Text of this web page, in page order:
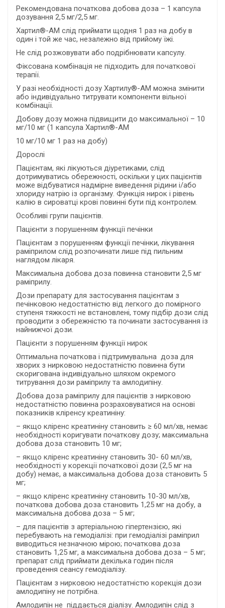
Рекомендована початкова добова доза – 1 капсула
дозування 2,5 мг/2,5 мг.
Хартил®-AM слід приймати щодня 1 раз на добу в
один і той же час, незалежно від прийому їжі.
Не слід розжовувати або подрібнювати капсулу.
Фіксована комбінація не підходить для початкової
терапії.
У разі необхідності дозу Хартилу®-AM можна змінити
або індивідуально титрувати компоненти вільної
комбінації.
Добову дозу можна підвищити до максимальної – 10
мг/10 мг (1 капсула Хартил®-AM
10 мг/10 мг 1 раз на добу)
Дорослі
Пацієнтам, які лікуються діуретиками, слід
дотримуватись обережності, оскільки у цих пацієнтів
може відбуватися надмірне виведення рідини і/або
хлориду натрію із організму. Функція нирок і рівень
калію в сироватці крові повинні бути під контролем.
Особливі групи пацієнтів.
Пацієнти з порушенням функції печінки
Пацієнтам з порушенням функції печінки, лікування
раміприлом слід розпочинати лише під пильним
наглядом лікаря.
Максимальна добова доза повинна становити 2,5 мг
раміприлу.
Дози препарату для застосування пацієнтам з
печінковою недостатністю від легкого до помірного
ступеня тяжкості не встановлені, тому підбір дози слід
проводити з обережністю та починати застосування із
найнижчої дози.
Пацієнти з порушенням функції нирок
Оптимальна початкова і підтримувальна доза для
хворих з нирковою недостатністю повинна бути
скоригована індивідуально шляхом окремого
титрування дози раміприлу та амлодипіну.
Добова доза раміприлу для пацієнтів з нирковою
недостатністю повинна розраховуватися на основі
показників кліренсу креатиніну:
– якщо кліренс креатиніну становить ≥ 60 мл/хв, немає
необхідності коригувати початкову дозу; максимальна
добова доза становить 10 мг;
– якщо кліренс креатиніну становить 30- 60 мл/хв,
необхідності у корекції початкової дози (2,5 мг на
добу) немає, а максимальна добова доза становить 5
мг;
– якщо кліренс креатиніну становить 10-30 мл/хв,
початкова добова доза становить 1,25 мг на добу, а
максимальна добова доза – 5 мг;
– для пацієнтів з артеріальною гіпертензією, які
перебувають на гемодіалізі: при гемодіалізі раміприл
виводиться незначною мірою; початкова доза
становить 1,25 мг, а максимальна добова доза – 5 мг;
препарат слід приймати декілька годин після
проведення сеансу гемодіалізу.
Пацієнтам з нирковою недостатністю корекція дози
амлодипіну не потрібна.
Амлодипін не піддається діалізу. Амлодипін слід з